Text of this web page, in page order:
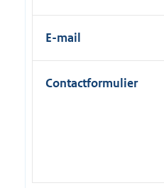
E-mail
Contactformulier